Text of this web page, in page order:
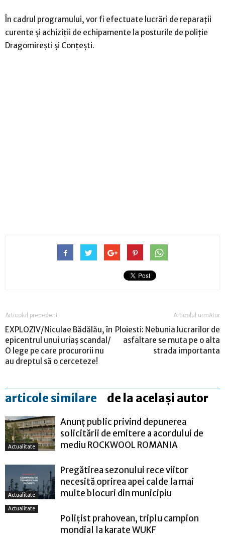
În cadrul programului, vor fi efectuate lucrări de reparații
curente și achiziții de echipamente la posturile de poliție
Dragomirești și Conțești.
Articolul precedent
EXPLOZIV/Niculae Bădălău, în
epicentrul unui uriaș scandal/
O lege pe care procurorii nu
au dreptul să o cerceteze!
Articolul următor
Ploiesti: Nebunia lucrarilor de
asfaltare se muta pe o alta
strada importanta
articole similare de la același autor
Actualitate
Anunț public privind depunerea
solicitării de emitere a acordului de
mediu ROCKWOOL ROMANIA
Actualitate
Pregătirea sezonului rece viitor
necesită oprirea apei calde la mai
multe blocuri din municipiu
Actualitate
Polițist prahovean, triplu campion
mondial la karate WUKF